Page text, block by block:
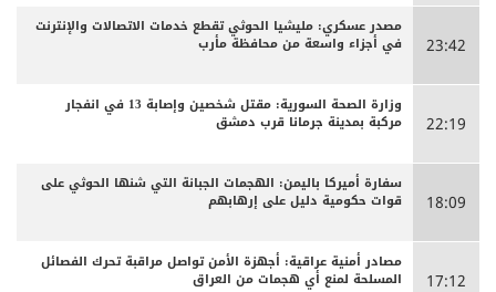
23:42
مصدر عسكري: مليشيا الحوثي تقطع خدمات الاتصالات والإنترنت
في أجزاء واسعة من محافظة مأرب
22:19
وزارة الصحة السورية: مقتل شخصين وإصابة 13 في انفجار
مركبة بمدينة جرمانا قرب دمشق
18:09
سفارة أميركا باليمن: الهجمات الجبانة التي شنها الحوثي على
قوات حكومية دليل على إرهابهم
17:12
مصادر أمنية عراقية: أجهزة الأمن تواصل مراقبة تحرك الفصائل
المسلحة لمنع أي هجمات من العراق